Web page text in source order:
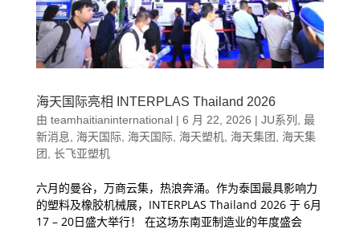
海天国际亮相 INTERPLAS Thailand 2026
由 teamhaitianinternational| 6 月 22, 2026 | JU系列
最
新消息
海天国际, 海天国际, 海天塑机, 海天集团
海天集
团
长飞亚塑机
六月的曼谷，万商云集，热浪奔涌。作为泰国最具影响力
的塑料及橡胶机械展，INTERPLAS Thailand 2026 于 6月
17 – 20日盛大举行！ 在这场东南亚制造业的年度盛会